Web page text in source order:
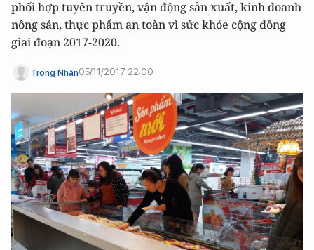
phối hợp tuyên truyền, vận động sản xuất, kinh doanh
nông sản, thực phẩm an toàn vì sức khỏe cộng đồng
giai đoạn 2017-2020.
Trọng Nhân05/11/2017 22:00